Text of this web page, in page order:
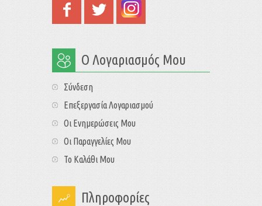
Ο Λογαριασμός Μου
Σύνδεση
Επεξεργασία Λογαριασμού
Οι Ενημερώσεις Μου
Οι Παραγγελίες Μου
Το Καλάθι Μου
Πληροφορίες